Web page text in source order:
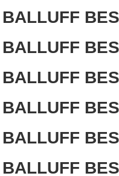
BALLUFF
BALLUFF
BALLUFF
BALLUFF
BALLUFF
BALLUFF